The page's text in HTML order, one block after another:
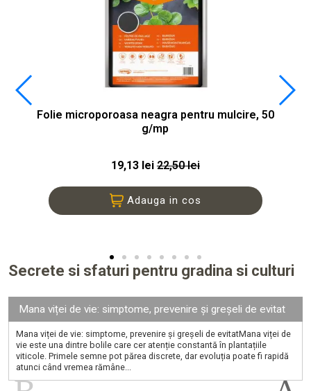
Folie microporoasa neagra pentru mulcire, 50
g/mp
19,13 lei 22,50 lei
Adauga in cos
Secrete si sfaturi pentru gradina si culturi
Mana viței de vie: simptome, prevenire și greșeli de evitat
Mana viței de vie: simptome, prevenire și greșeli de evitatMana viței de
vie este una dintre bolile care cer atenție constantă în plantațiile
viticole. Primele semne pot părea discrete, dar evoluția poate fi rapidă
atunci când vremea rămâne...